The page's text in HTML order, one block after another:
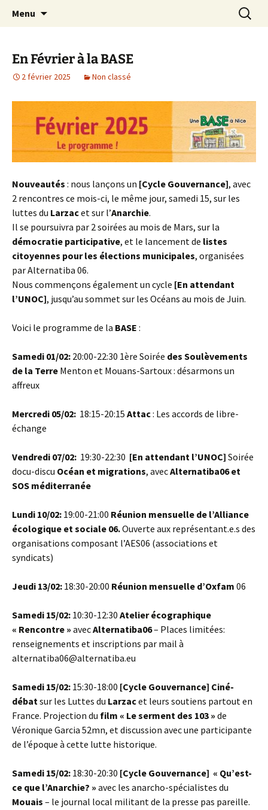
Une Base à Nice
Expérimenter les pratiques d'un monde
désirable et soutenable
Menu
En Février à la BASE
2 février 2025 Non classé
Nouveautés : nous lançons un [Cycle Gouvernance], avec
2 rencontres ce mois-ci, le même jour, samedi 15, sur les
luttes du Larzacet sur l’Anarchie.
Il se poursuivra par 2 soirées au mois de Mars, sur la
démocratie participative, et le lancement de listes
citoyennes pour les élections municipales, organisées
par Alternatiba 06.
Nous commençons également un cycle [En attendant
l’UNOC], jusqu’au sommet sur les Océans au mois de Juin.
Voici le programme de la BASE :
Samedi 01/02: 20:00-22:30 1ère Soirée des Soulèvements
de la Terre Menton et Mouans-Sartoux : désarmons un
affreux
Mercredi 05/02: 18:15-20:15 Attac: Les accords de libre-
échange
Vendredi 07/02: 19:30-22:30 [En attendant l’UNOC] Soirée
docu-discu Océan et migrations, avecAlternatiba06 et
SOS méditerranée
Lundi 10/02: 19:00-21:00 Réunion mensuelle de l’Alliance
écologique et sociale 06.Ouverte aux représentant.e.s des
organisations composant l’AES06 (associations et
syndicats)
Jeudi 13/02: 18:30-20:00 Réunion mensuelle d’Oxfam 06
Samedi 15/02: 10:30-12:30 Atelier écographique
« Rencontre » avecAlternatiba06– Places limitées:
renseignements et inscriptions par mail à
alternatiba06@alternatiba.eu
Samedi 15/02: 15:30-18:00 [Cycle Gouvernance] Ciné-
débat sur les Luttes du Larzacet leurs soutiens partout en
France. Projection du film « Le serment des 103 » de
Véronique Garcia 52mn, et discussion avec une participante
de l’époque à cette lutte historique.
Samedi 15/02: 18:30-20:30 [Cycle Gouvernance] « Qu’est-
ce que l’Anarchie? » avec les anarcho-spécialistes du
Mouais – le journal local militant de la presse pas pareille.